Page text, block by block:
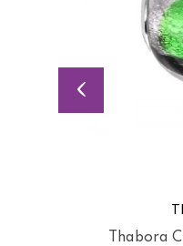
Thabora